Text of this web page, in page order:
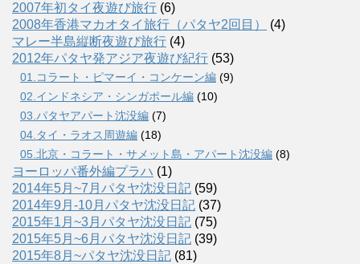
2007年初タイ夜遊び旅行 (6)
2008年香港マカオタイ旅行（パタヤ2回目）
(4)
マレー半島縦断夜遊び旅行 (4)
2012年パタヤ発アジア夜遊び紀行 (53)
01.コラート・ピマーイ・コンケーン編 (9)
02.インドネシア・シンガポール編 (10)
03.パタヤアパート沈没編 (7)
04.タイ・ラオス周遊編 (18)
05.北京・コラート・サメット島・アパート沈没編 (8)
ヨーロッパ番外編プラハ (1)
2014年5月~7月パタヤ沈没日記 (59)
2014年9月-10月パタヤ沈没日記 (37)
2015年1月~3月パタヤ沈没日記 (75)
2015年5月~6月パタヤ沈没日記 (39)
2015年8月~パタヤ沈没日記 (81)